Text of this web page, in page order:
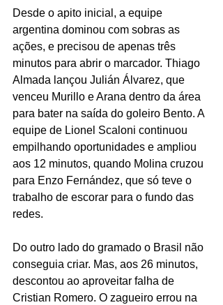
Desde o apito inicial, a equipe
argentina dominou com sobras as
ações, e precisou de apenas três
minutos para abrir o marcador. Thiago
Almada lançou Julián Álvarez, que
venceu Murillo e Arana dentro da área
para bater na saída do goleiro Bento. A
equipe de Lionel Scaloni continuou
empilhando oportunidades e ampliou
aos 12 minutos, quando Molina cruzou
para Enzo Fernández, que só teve o
trabalho de escorar para o fundo das
redes.
Do outro lado do gramado o Brasil não
conseguia criar. Mas, aos 26 minutos,
descontou ao aproveitar falha de
Cristian Romero. O zagueiro errou na